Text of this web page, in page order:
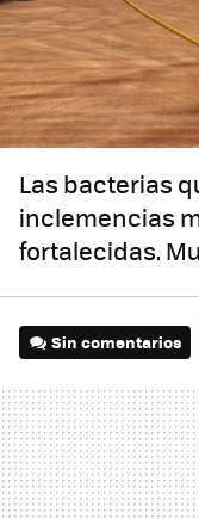
Las bacterias
inclemencias
fortalecidas.
Sin comentarios